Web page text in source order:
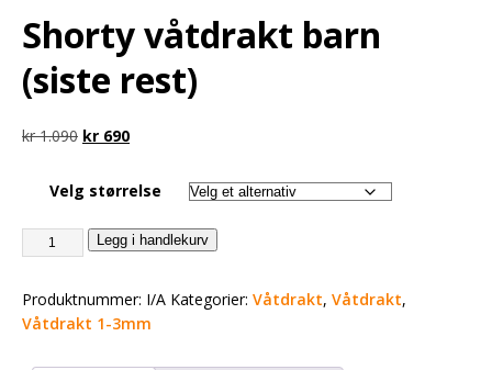
Shorty våtdrakt barn
(siste rest)
kr1.090 kr 690
Velg størrelse
Legg i handlekurv
Produktnummer: I/A Kategorier: Våtdrakt, Våtdrakt,
Våtdrakt 1-3mm